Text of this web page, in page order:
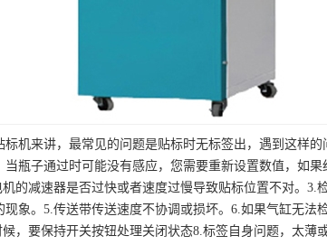
标机来讲，最常见的问题是贴标时无标签出，遇到这样
当瓶子通过时可能没有感应，您需要重新设置数值，如
的减速器是否过快或者速度过慢导致贴标位置不对。3.
象。5.传送带传送速度不协调或损坏。6.如果气缸无法
，要保持开关按钮处理关闭状态8.标签自身问题，太薄